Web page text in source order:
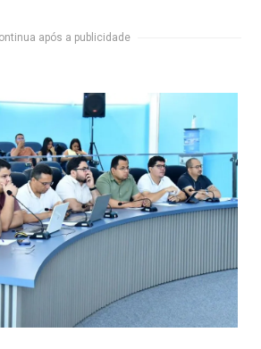
após a publicidade